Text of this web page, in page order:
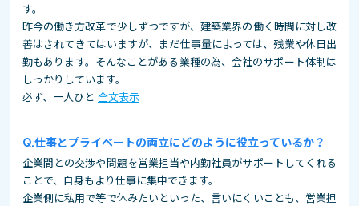
す。
昨今の働き方改革で少しずつですが、建築業界の働く時間に対し改
善はされてきてはいますが、まだ仕事量によっては、残業や休日出
勤もあります。そんなことがある業種の為、会社のサポート体制は
しっかりしています。
必ず、一人ひと 全文表示
仕事とプライベートの両立にどのように役立っているか？
企業間との交渉や問題を営業担当や内勤社員がサポートしてくれる
ことで、自身もより仕事に集中できます。
企業側に私用で等で休みたいといった、言いにくいことも、営業担